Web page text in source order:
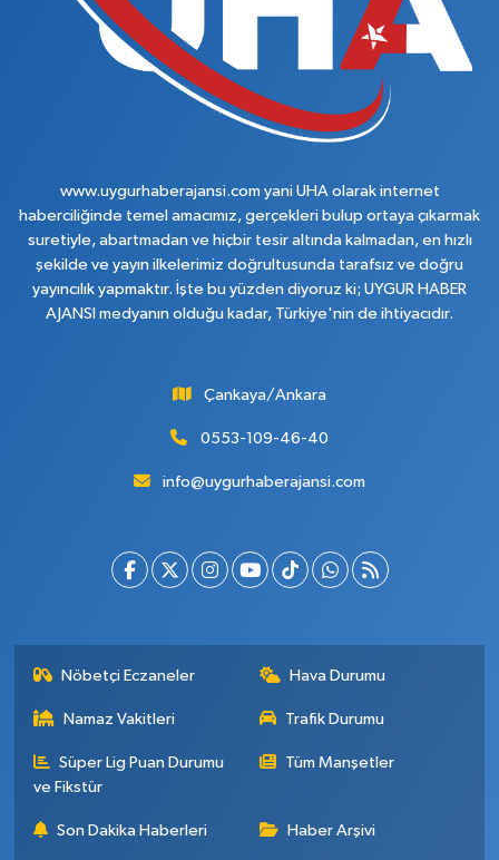
www.uygurhaberajansi.com yani UHA olarak internet
haberciliğinde temel amacımız, gerçekleri bulup ortaya çıkarmak
suretiyle, abartmadan ve hiçbir tesir altında kalmadan, en hızlı
şekilde ve yayın ilkelerimiz doğrultusunda tarafsız ve doğru
yayıncılık yapmaktır. İşte bu yüzden diyoruz ki; UYGUR HABER
AJANSI medyanın olduğu kadar, Türkiye'nin de ihtiyacıdır.
Çankaya/Ankara
0553-109-46-40
info@uygurhaberajansi.com
Nöbetçi Eczaneler Hava Durumu
Namaz Vakitleri Trafik Durumu
Süper Lig Puan Durumu
ve Fikstür
Tüm Manşetler
Son Dakika Haberleri Haber Arşivi